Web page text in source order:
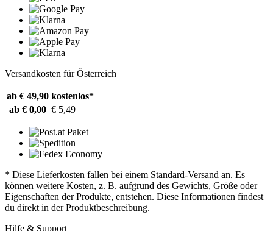
Versandkosten für Österreich
ab € 49,90 kostenlos*
ab € 0,00 € 5,49
* Diese Lieferkosten fallen bei einem Standard-Versand an. Es
können weitere Kosten, z. B. aufgrund des Gewichts, Größe oder
Eigenschaften der Produkte, entstehen. Diese Informationen findest
du direkt in der Produktbeschreibung.
Hilfe & Support